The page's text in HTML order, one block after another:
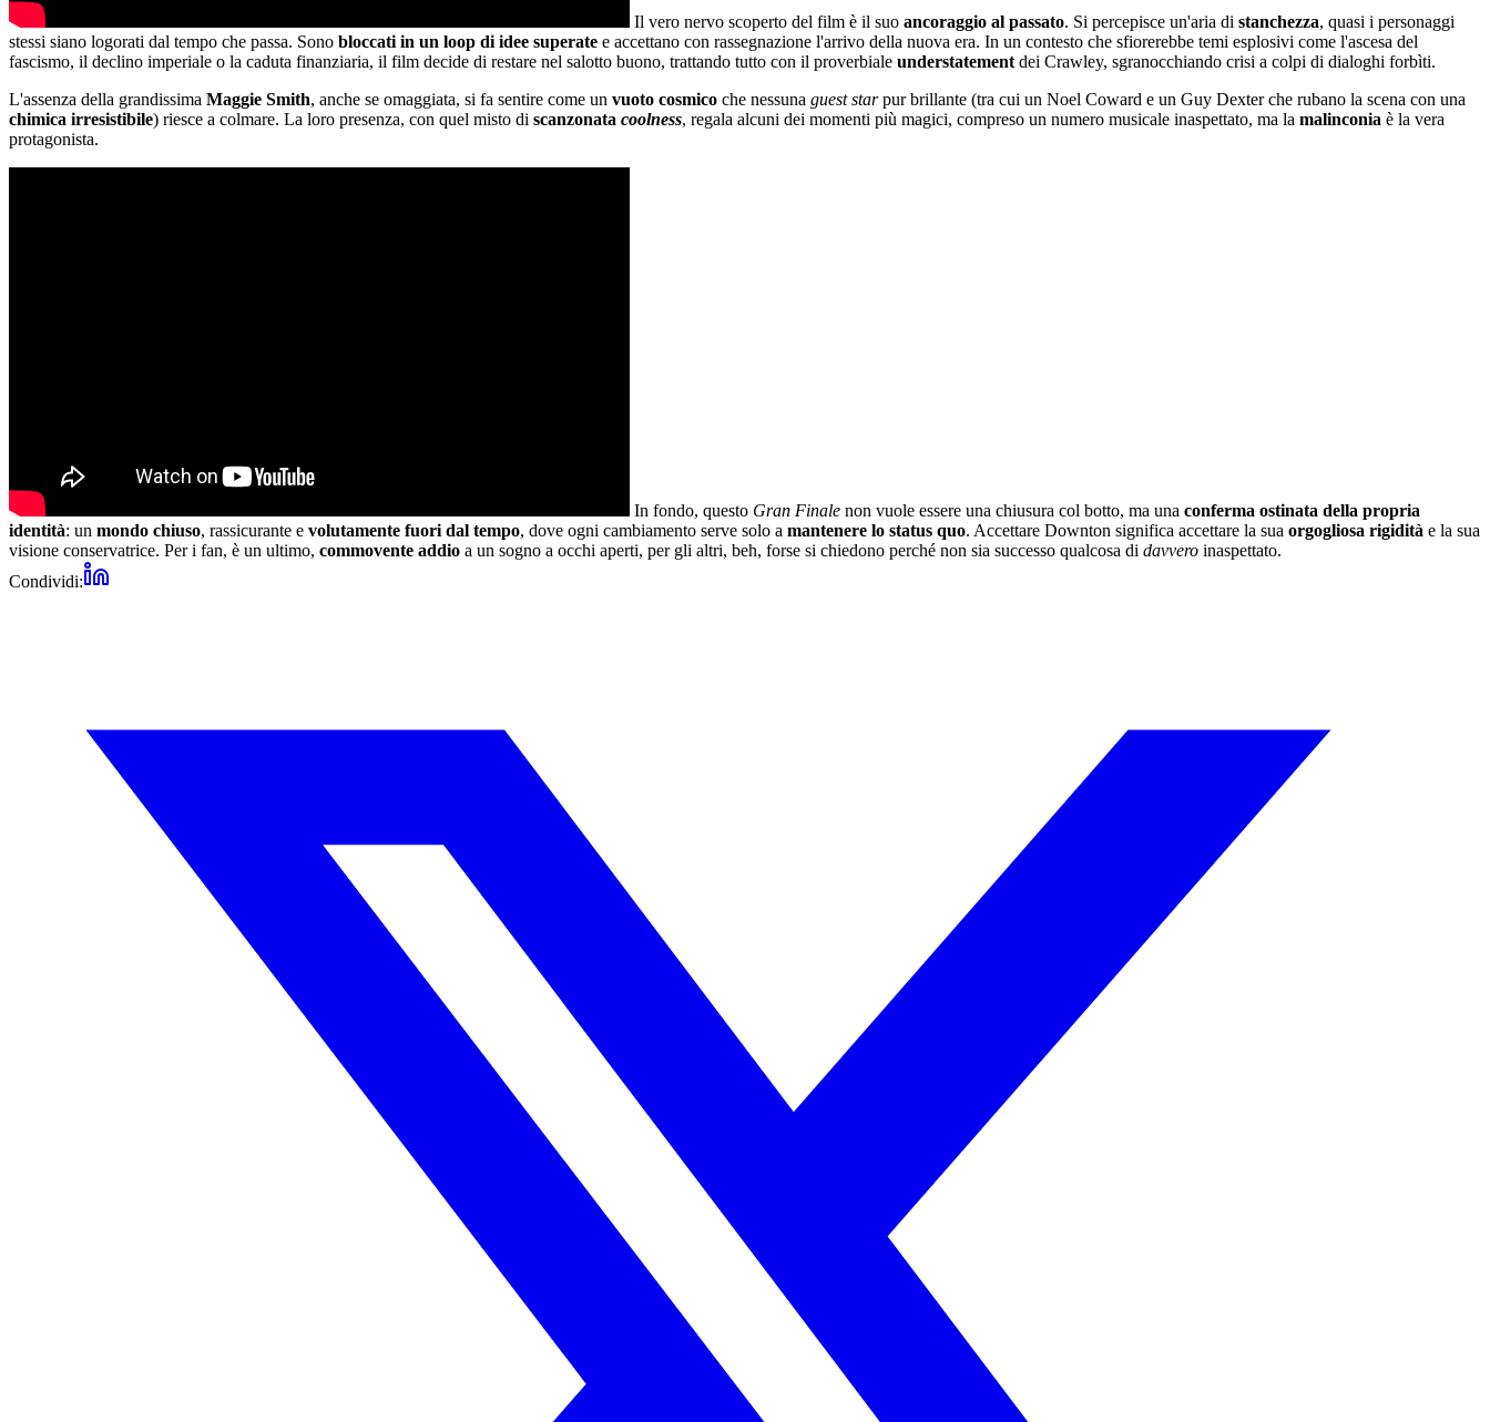
Il vero nervo scoperto del film è il suo ancoraggio al passato. Si percepisce un'aria di stanchezza, quasi i personaggi
stessi siano logorati dal tempo che passa. Sono bloccati in un loop di idee superate e accettano con rassegnazione l'arrivo della nuova era. In un contesto che sfiorerebbe temi esplosivi come l'ascesa del
fascismo, il declino imperiale o la caduta finanziaria, il film decide di restare nel salotto buono, trattando tutto con il proverbiale understatement dei Crawley, sgranocchiando crisi a colpi di dialoghi forbìti.
L'assenza della grandissima Maggie Smith, anche se omaggiata, si fa sentire come un vuoto cosmico che nessuna guest starpur brillante (tra cui un Noel Coward e un Guy Dexter che rubano la scena con una
chimica irresistibile) riesce a colmare. La loro presenza, con quel misto di scanzonata coolness, regala alcuni dei momenti più magici, compreso un numero musicale inaspettato, ma la malinconia è la vera
protagonista.
In fondo, questo Gran Finale non vuole essere una chiusura col botto, ma una conferma ostinata della propria
identità: un mondo chiuso, rassicurante e volutamente fuori dal tempo, dove ogni cambiamento serve solo a mantenere lo status quo. Accettare Downton significa accettare la sua orgogliosa rigidità e la sua
visione conservatrice. Per i fan, è un ultimo, commovente addio a un sogno a occhi aperti, per gli altri, beh, forse si chiedono perché non sia successo qualcosa di davvero inaspettato.
Condividi: